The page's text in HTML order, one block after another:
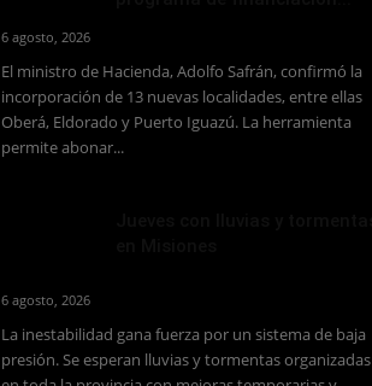
6 agosto, 2026
El ministro de Hacienda, Adolfo Safrán, confirmó la
incorporación de 13 nuevas localidades, entre ellas
Oberá, Eldorado y Puerto Iguazú. La herramienta
permite abonar...
6 agosto, 2026
La inestabilidad gana fuerza por un sistema de baja
presión. Se esperan lluvias y tormentas organizadas